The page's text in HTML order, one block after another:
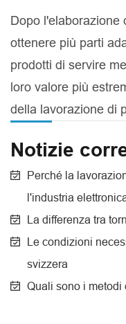
Dopo l'elaborazione
ottenere più parti
prodotti di servire
loro valore più
della lavorazione di
Notizie
Perché la
l'industria
La differenza tra
Le condizioni
svizzera
Quali sono i